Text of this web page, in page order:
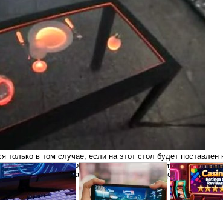
только в том случае, если на этот стол будет поставлен
работает таким образом, что по внутреннему периметру
LED-лампа, посылающая свет к столешнице под углом